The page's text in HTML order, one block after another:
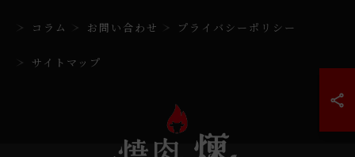
コラム お問い合わせ プライバシーポリシー
サイトマップ